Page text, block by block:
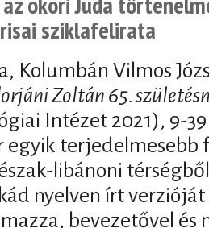
sziklafelirata
Kolumbán Vilmos
Zoltán 65.
Intézet 2021), 9-39
egyik terjedelmesebb
libánoni
nyelven írt
bevezetővel és